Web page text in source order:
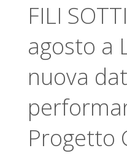
FILI
agosto a
nuova
Progetto